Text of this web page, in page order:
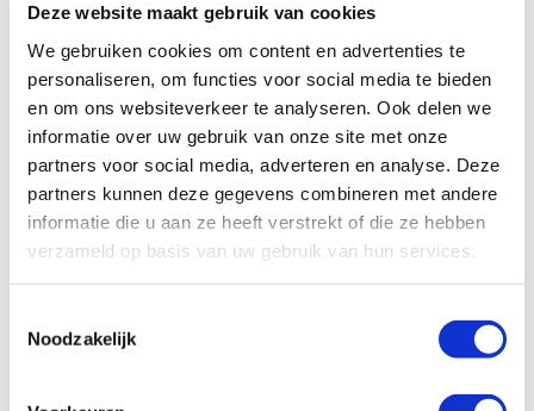
Deze website maakt gebruik van cookies
We gebruiken cookies om content en advertenties te
personaliseren, om functies voor social media te bieden
en om ons websiteverkeer te analyseren. Ook delen we
informatie over uw gebruik van onze site met onze
partners voor social media, adverteren en analyse. Deze
partners kunnen deze gegevens combineren met andere
informatie die u aan ze heeft verstrekt of die ze hebben
verzameld op basis van uw gebruik van hun services.
Noodzakelijk